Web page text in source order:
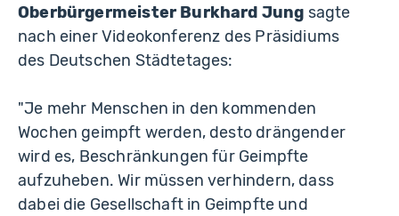
Oberbürgermeister Burkhard Jung sagte
nach einer Videokonferenz des Präsidiums
des Deutschen Städtetages:
"Je mehr Menschen in den kommenden
Wochen geimpft werden, desto drängender
wird es, Beschränkungen für Geimpfte
aufzuheben. Wir müssen verhindern, dass
dabei die Gesellschaft in Geimpfte und